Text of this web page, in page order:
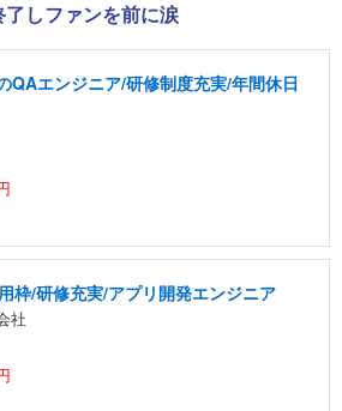
しファンを前に涙
QAエンジニア/研修制度充実/年間休日
枠/研修充実/アプリ開発エンジニア
社